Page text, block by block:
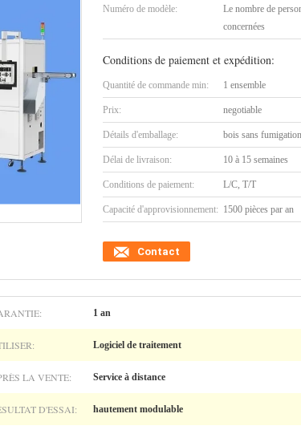
Numéro de modèle:
Le nombre de
concernées
Conditions de paiement et expédition:
Quantité de commande min: 1 ensemble
Prix: negotiable
Détails d'emballage: bois sans fumigation
Délai de livraison: 10 à 15 semaines
Conditions de paiement: L/C, T/T
Capacité d'approvisionnement: 1500 pièces par an
Contact
1 an
Logiciel de traitement
LA VENTE: Service à distance
D'ESSAI: hautement modulable